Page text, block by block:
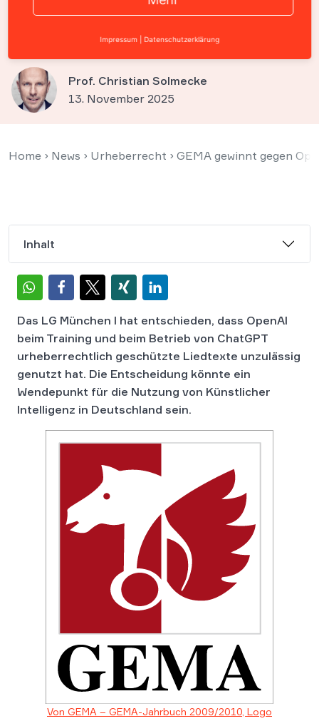
Urheberrechte von
Songwritern
Prof. Christian Solmecke
13. November 2025
Home › News › Urheberrecht › GEMA gewinnt gegen
Inhalt
Das LG München I hat entschieden, dass OpenAI
beim Training und beim Betrieb von ChatGPT
urheberrechtlich geschützte Liedtexte unzulässig
genutzt hat. Die Entscheidung könnte ein
Wendepunkt für die Nutzung von Künstlicher
Intelligenz in Deutschland sein.
Von GEMA – GEMA-Jahrbuch 2009/2010, Logo
Impressum Datenschutzerklärung